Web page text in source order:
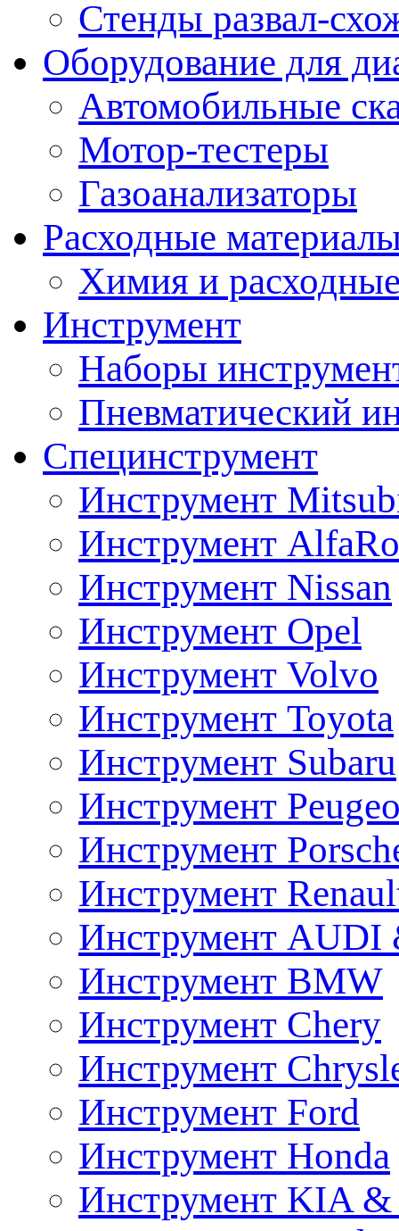
Стенды развал-
Оборудование для
Автомобильные
Мотор-тестеры
Газоанализаторы
Расходные
Химия и
Инструмент
Наборы
Пневматический
Специнструмент
Инструмент
Инструмент
Инструмент Nissan
Инструмент Opel
Инструмент Volvo
Инструмент Toyota
Инструмент Subaru
Инструмент
Инструмент
Инструмент
Инструмент AUDI
Инструмент BMW
Инструмент Chery
Инструмент
Инструмент Ford
Инструмент Honda
Инструмент KIA